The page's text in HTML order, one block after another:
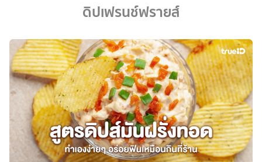
ดิปเฟรนช์ฟรายส์